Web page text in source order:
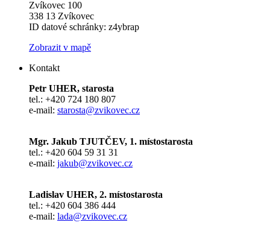
Zvíkovec 100
338 13 Zvíkovec
ID datové schránky: z4ybrap
Zobrazit v mapě
Kontakt
Petr UHER, starosta
tel.: +420 724 180 807
e-mail: starosta@zvikovec.cz
Mgr. Jakub TJUTČEV, 1. místostarosta
tel.: +420 604 59 31 31
e-mail: jakub@zvikovec.cz
Ladislav UHER, 2. místostarosta
tel.: +420 604 386 444
e-mail: lada@zvikovec.cz